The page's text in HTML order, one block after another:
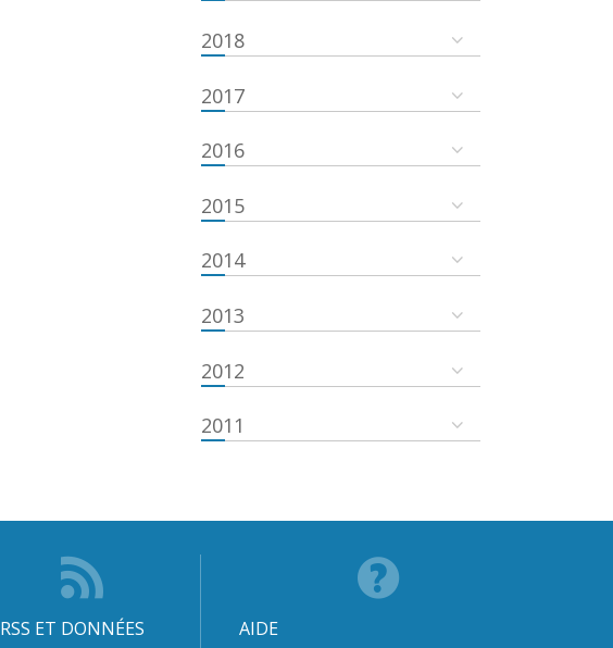
2018
2017
2016
2015
2014
2013
2012
2011
RSS ET DONNÉES AIDE